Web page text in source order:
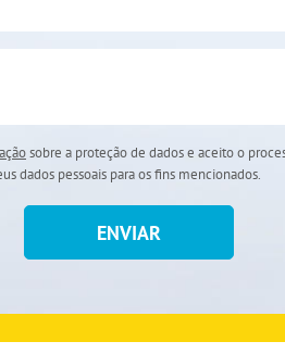
sobre a proteção de dados e aceito o
dados pessoais para os fins mencionados.
ENVIAR